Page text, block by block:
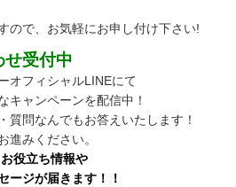
ので、 お気軽にお申し付け下さい!
受付中
オフィシャルLINEにて
キャンペーンを配信中！
質問なんでもお答えいたします！
進みください。
役立ち情報や
ージが届きます！！